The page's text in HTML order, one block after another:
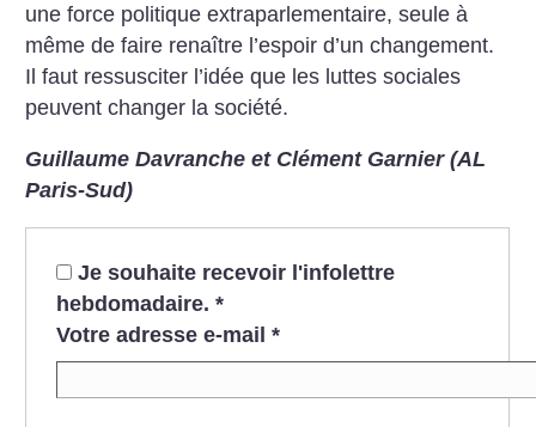
une force politique extraparlementaire, seule à
même de faire renaître l’espoir d’un changement.
Il faut ressusciter l’idée que les luttes sociales
peuvent changer la société.
Guillaume Davranche et Clément Garnier (AL
Paris-Sud)
Je souhaite recevoir l'infolettre
hebdomadaire. *
Votre adresse e-mail *